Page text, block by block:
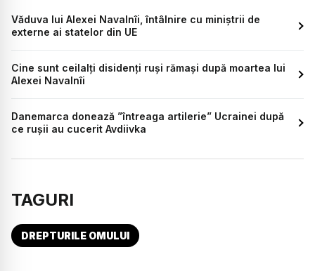
Văduva lui Alexei Navalnîi, întâlnire cu miniștrii de
externe ai statelor din UE
Cine sunt ceilalți disidenți ruși rămași după moartea lui
Alexei Navalnîi
Danemarca donează ”întreaga artilerie” Ucrainei după
ce rușii au cucerit Avdiivka
TAGURI
DREPTURILE OMULUI